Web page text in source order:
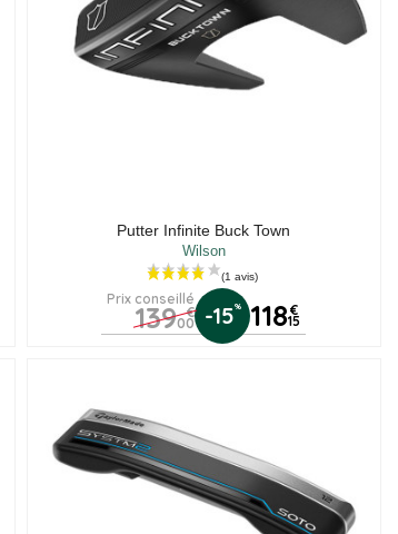
Putter Infinite Buck Town
Wilson
Prix conseillé
139 €
00 -15% 118€
15